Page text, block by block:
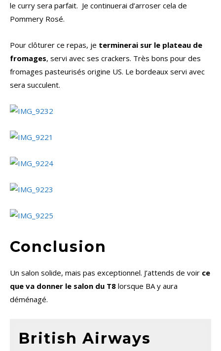
le curry sera parfait. Je continuerai d’arroser cela de
Pommery Rosé.
Pour clôturer ce repas, je terminerai sur le plateau de
fromages, servi avec ses crackers. Très bons pour des
fromages pasteurisés origine US. Le bordeaux servi avec
sera succulent.
Conclusion
Un salon solide, mais pas exceptionnel. J’attends de voir ce
que va donner le salon du T8 lorsque BA y aura
déménagé.
British Airways